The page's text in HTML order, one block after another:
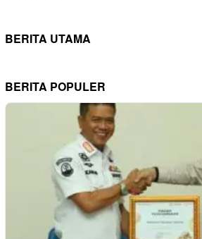
BERITA UTAMA
BERITA POPULER